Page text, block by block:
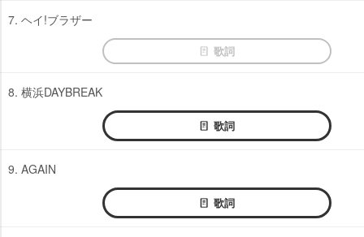
7. ヘイ!ブラザー
歌詞
8. 横浜DAYBREAK
歌詞
9. AGAIN
歌詞